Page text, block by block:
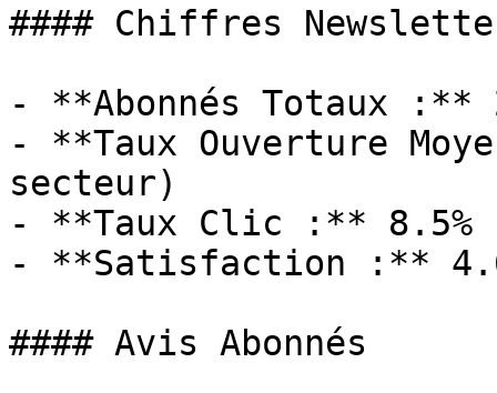
#### Chiffres
- **Abonnés Totaux :**
- **Taux Ouverture
secteur)
- **Taux Clic :** 8.5%
- **Satisfaction :**
#### Avis Abonnés